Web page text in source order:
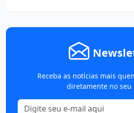
Receba as notícias mais
diretamente no seu